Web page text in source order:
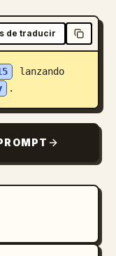
de traducir
lanzando
.